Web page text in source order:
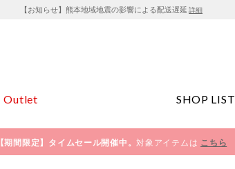
【お知らせ】熊本地域地震の影響による配送遅延 詳細
Outlet SHOP LIST
【期間限定】タイムセール開催中。対象アイテムは こちら